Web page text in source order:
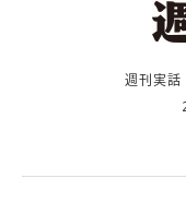
週刊実